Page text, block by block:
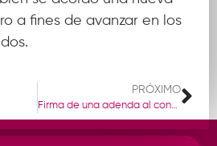
a fines de avanzar en los
PRÓXIMO
Firma de una adenda al convenio de FADEA con el ministerio de desarrollo territorial y hábitat